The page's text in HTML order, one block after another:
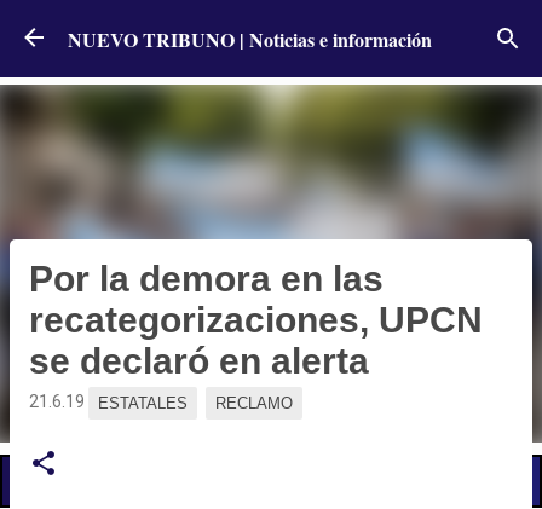
Ir al contenido principal
NUEVO TRIBUNO | Noticias e información
📢 LO ÚLTIMO
Por la demora en las
recategorizaciones, UPCN
se declaró en alerta
21.6.19 ESTATALES RECLAMO